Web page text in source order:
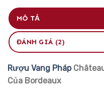
MÔ TẢ
ĐÁNH GIÁ (2)
Rượu Vang Pháp
Của Bordeaux